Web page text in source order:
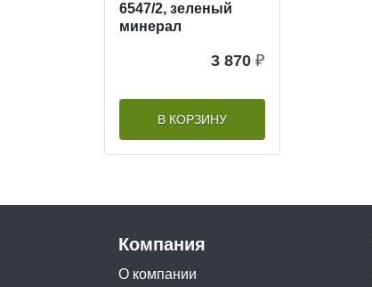
6547/2, зеленый
минерал
3 870 ₽
В КОРЗИНУ
Компания
О компании